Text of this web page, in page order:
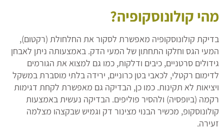
מהי קולונוסקופיה?
בדיקת קולונוסקופיה מאפשרת לסקור את החלחולת (רקטום),
המעי הגס וחלקו התחתון של המעי הדק. באמצעותה ניתן לאבחן
גידולים סרטניים, כיבים ודלקות, כמו גם למצוא את הגורמים
לדימום רקטלי, לכאבי בטן כרוניים, ירידה בלתי מוסברת במשקל
ויציאות לא תקינות. כמו כן, הבדיקה גם מאפשרת לקחת דגימות
רקמה (ביופסיה) ולהסיר פוליפים. הבדיקה נעשית באמצעות
קולונוסקופ, מכשיר הבנוי מצינור דק וגמיש שבקצהו מצלמה
זעירה.